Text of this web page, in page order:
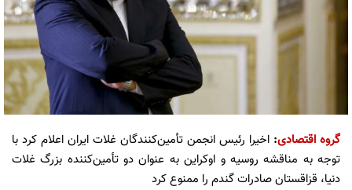
گروه اقتصادی: اخیرا رئیس انجمن تأمین‌کنندگان غلات ایران اعلام کرد با
توجه به مناقشه روسیه و اوکراین به عنوان دو تأمین‌کننده بزرگ غلات
دنیا، قزاقستان صادرات گندم را ممنوع کرد